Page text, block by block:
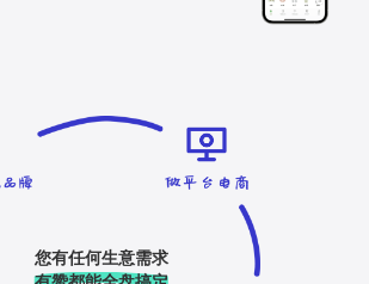
您有任何生意需求